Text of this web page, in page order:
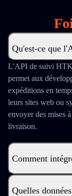
Qu'est-ce que
L'API de suivi
permet aux
expéditions en
leurs sites web ou
envoyer des mises
livraison.
Comment
Quelles